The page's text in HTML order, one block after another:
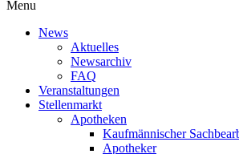
Menu
News
Aktuelles
Newsarchiv
FAQ
Veranstaltungen
Stellenmarkt
Apotheken
Kaufmännischer
Apotheker